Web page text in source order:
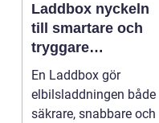
Laddbox nyckeln
till smartare och
tryggare
elbilsladdning
hemma
En Laddbox gör
elbilsladdningen både
säkrare, snabbare och